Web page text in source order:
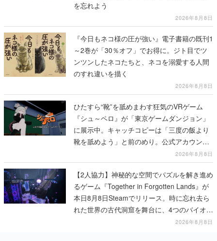
を忘れよう
2026年8月8日
『今日もネコ様の圧が強い』電子書籍の既刊1
～2巻が「30％オフ」でお得に。ジト目でツ
ンツンしたネコたちと、ネコを溺愛する人間
のすれ違いを描く
2026年8月8日
ひたすら“靴”を舐めまわす狂気のVRゲーム
『シュ～ペロ』が「東京ゲームダンジョン」
に展示中。キャッチコピーは「三度の飯より
靴を舐めよう」と前のめり。公式アカウント
も開設され、2026年リリースに向けて開発中
2026年8月8日
【2人協力】神秘的な空間でパズルを解き進め
るゲーム『Together in Forgotten Lands』が
本日8月8日Steamでリリース。時に忘れ去ら
れた世界の古代洞窟を舞台に、4つのバイオー
2026年8月8日